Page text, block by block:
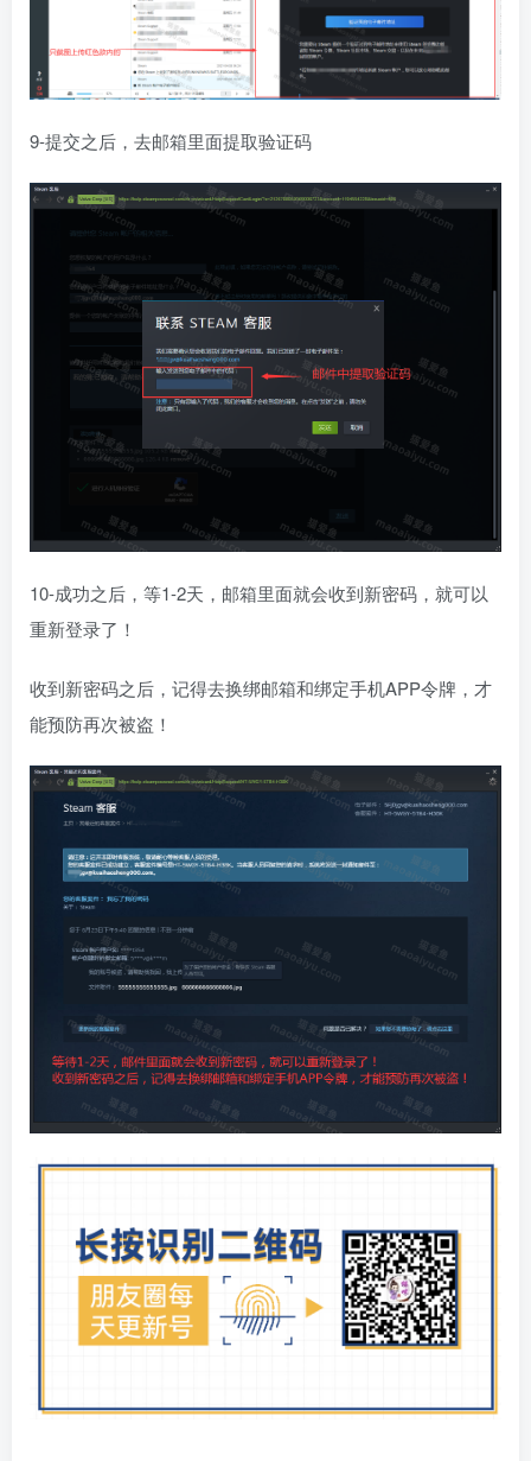
9-提交之后，去邮箱里面提取验证码
10-成功之后，等1-2天，邮箱里面就会收到新密码，就可以
重新登录了！
收到新密码之后，记得去换绑邮箱和绑定手机APP令牌，才
能预防再次被盗！